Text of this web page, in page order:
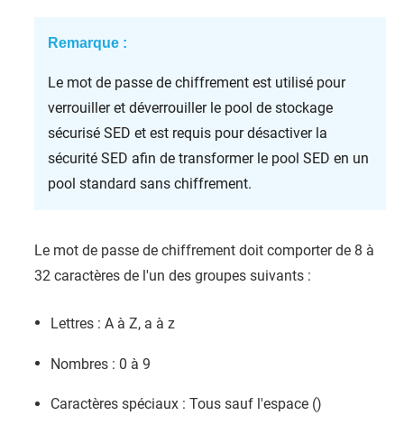
Remarque :
Le mot de passe de chiffrement est utilisé pour
verrouiller et déverrouiller le pool de stockage
sécurisé SED et est requis pour désactiver la
sécurité SED afin de transformer le pool SED en un
pool standard sans chiffrement.
Le mot de passe de chiffrement doit comporter de 8 à
32 caractères de l'un des groupes suivants :
Lettres : A à Z, a à z
Nombres : 0 à 9
Caractères spéciaux : Tous sauf l'espace ()